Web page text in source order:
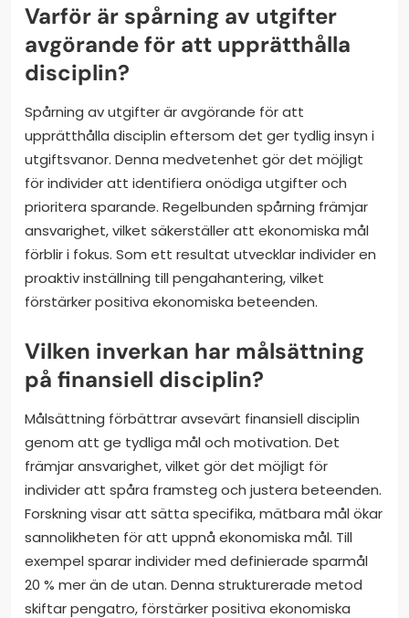
Varför är spårning av utgifter
avgörande för att upprätthålla
disciplin?
Spårning av utgifter är avgörande för att
upprätthålla disciplin eftersom det ger tydlig insyn i
utgiftsvanor. Denna medvetenhet gör det möjligt
för individer att identifiera onödiga utgifter och
prioritera sparande. Regelbunden spårning främjar
ansvarighet, vilket säkerställer att ekonomiska mål
förblir i fokus. Som ett resultat utvecklar individer en
proaktiv inställning till pengahantering, vilket
förstärker positiva ekonomiska beteenden.
Vilken inverkan har målsättning
på finansiell disciplin?
Målsättning förbättrar avsevärt finansiell disciplin
genom att ge tydliga mål och motivation. Det
främjar ansvarighet, vilket gör det möjligt för
individer att spåra framsteg och justera beteenden.
Forskning visar att sätta specifika, mätbara mål ökar
sannolikheten för att uppnå ekonomiska mål. Till
exempel sparar individer med definierade sparmål
20 % mer än de utan. Denna strukturerade metod
skiftar pengatro, förstärker positiva ekonomiska